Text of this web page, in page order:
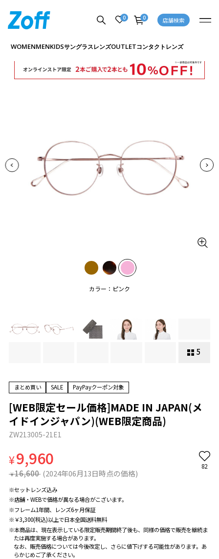
0 0 店舗検索
WOMENMENKIDSサングラスレンズOUTLETコンタクトレンズ
カラー：ピンク
5
商品詳細ページへ
まとめ買い SALE PayPayクーポン対象
[WEB限定セール価格]MADE IN JAPAN(メ
イドインジャパン)(WEB限定商品)
ZW213005-21E1
¥9,960
¥ 16,600 (2024年06月13日時点の価格)
82
※セットレンズ込み
※店舗・WEBで価格が異なる場合がこざいます。
※フレーム1年間、レンズ6ヶ月保証
※￥3,300(税込)以上で日本全国送料無料
※本商品は、現在表示している限定販売期間終了後も、同様の価格で販売を継続ま
たは再度実施する場合があります。
なお、販売価格については今後改定し、さらに値下げする可能性があります。あ
らかじめご了承ください。